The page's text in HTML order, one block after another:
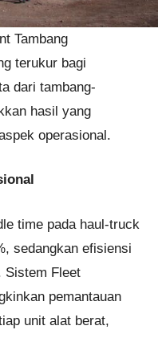
Tambang
terukur bagi
dari tambang-
hasil yang
operasional.
time pada haul-truck
sedangkan efisiensi
Sistem Fleet
pemantauan
unit alat berat,